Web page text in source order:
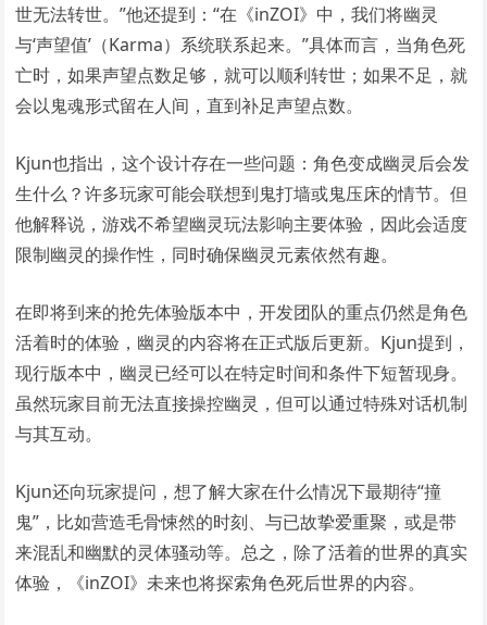
世无法转世。”他还提到：“在《inZOI》中，我们将幽灵
与‘声望值’（Karma）系统联系起来。”具体而言，当角色死
亡时，如果声望点数足够，就可以顺利转世；如果不足，就
会以鬼魂形式留在人间，直到补足声望点数。
Kjun也指出，这个设计存在一些问题：角色变成幽灵后会发
生什么？许多玩家可能会联想到鬼打墙或鬼压床的情节。但
他解释说，游戏不希望幽灵玩法影响主要体验，因此会适度
限制幽灵的操作性，同时确保幽灵元素依然有趣。
在即将到来的抢先体验版本中，开发团队的重点仍然是角色
活着时的体验，幽灵的内容将在正式版后更新。Kjun提到，
现行版本中，幽灵已经可以在特定时间和条件下短暂现身。
虽然玩家目前无法直接操控幽灵，但可以通过特殊对话机制
与其互动。
Kjun还向玩家提问，想了解大家在什么情况下最期待“撞
鬼”，比如营造毛骨悚然的时刻、与已故挚爱重聚，或是带
来混乱和幽默的灵体骚动等。总之，除了活着的世界的真实
体验，《inZOI》未来也将探索角色死后世界的内容。